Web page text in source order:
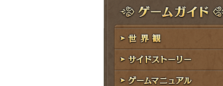
ド
レ
ス
ー
ド
ゲームガイド
世界観
サイドストーリー